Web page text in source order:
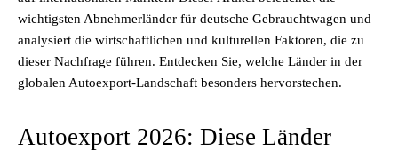
wichtigsten Abnehmerländer für deutsche Gebrauchtwagen und
analysiert die wirtschaftlichen und kulturellen Faktoren, die zu
dieser Nachfrage führen. Entdecken Sie, welche Länder in der
globalen Autoexport-Landschaft besonders hervorstechen.
Autoexport 2026: Diese Länder